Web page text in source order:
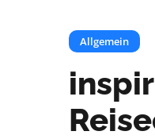
Allgemein